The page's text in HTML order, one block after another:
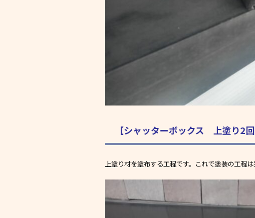
【シャッターボックス 上塗り2回
上塗り材を塗布する工程です。これで塗装の工程は